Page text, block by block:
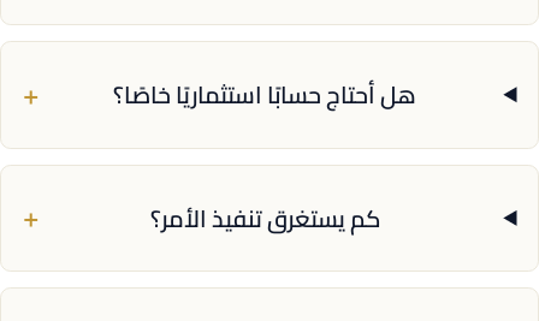
هل أحتاج حسابًا استثماريًا خاصًا؟ +
كم يستغرق تنفيذ الأمر؟ +